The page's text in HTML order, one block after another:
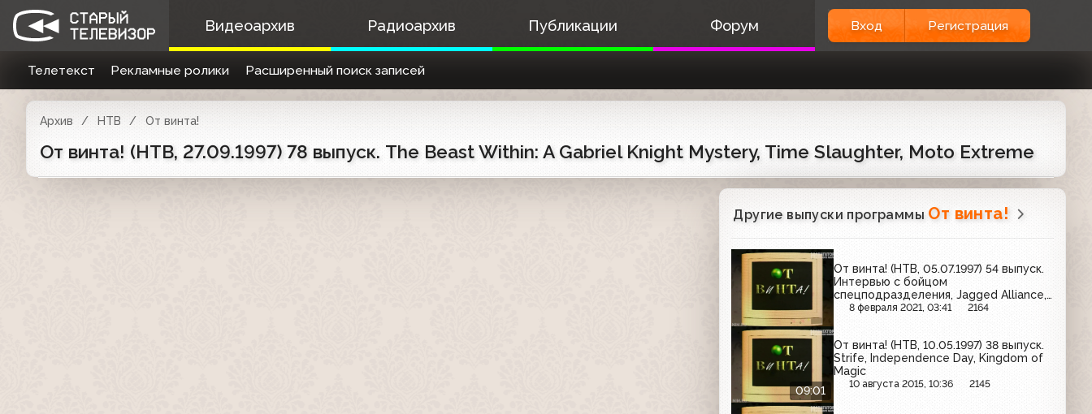
Видеоархив Радиоархив Публикации Форум Вход Регистрация
Телетекст Рекламные ролики Расширенный поиск записей
Архив НТВ От винта!
От винта! (НТВ, 27.09.1997) 78 выпуск. The Beast Within: A Gabriel Knight Mystery, Time Slaughter, Moto Extreme
Другие выпуски программы От винта!
От винта! (НТВ, 05.07.1997) 54 выпуск.
Интервью с бойцом
спецподразделения, Jagged Alliance,
Сюжет о том, чем занимаются
8 февраля 2021, 03:41 2164
09:01
От винта! (НТВ, 10.05.1997) 38 выпуск.
Strife, Independence Day, Kingdom of
Magic
10 августа 2015, 10:36 2145